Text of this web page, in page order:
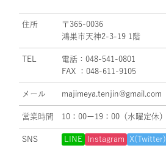
住所
〒365-0036
鴻巣市天神2-3-19 1階
TEL
電話：048-541-0801
FAX ：048-611-9105
メール majimeya.tenjin@gmail.com
営業時間 10：00ー19：00（水曜定休）
SNS LINE Instagram X(Twitter)